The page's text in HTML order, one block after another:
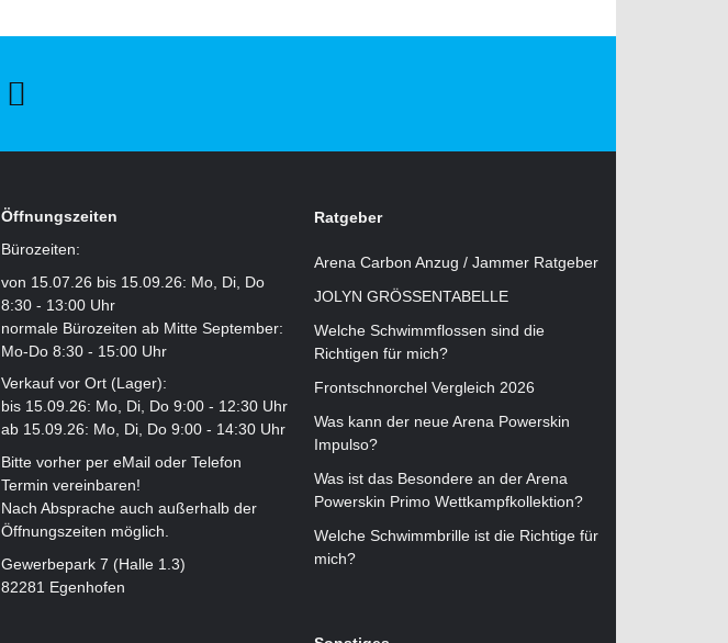
Öffnungszeiten
Bürozeiten:
von 15.07.26 bis 15.09.26: Mo, Di, Do
8:30 - 13:00 Uhr
normale Bürozeiten ab Mitte September:
Mo-Do 8:30 - 15:00 Uhr
Verkauf vor Ort (Lager):
bis 15.09.26: Mo, Di, Do 9:00 - 12:30 Uhr
ab 15.09.26: Mo, Di, Do 9:00 - 14:30 Uhr
Bitte vorher per eMail oder Telefon
Termin vereinbaren!
Nach Absprache auch außerhalb der
Öffnungszeiten möglich.
Gewerbepark 7 (Halle 1.3)
82281 Egenhofen
Ratgeber
Arena Carbon Anzug / Jammer Ratgeber
JOLYN GRÖSSENTABELLE
Welche Schwimmflossen sind die
Richtigen für mich?
Frontschnorchel Vergleich 2026
Was kann der neue Arena Powerskin
Impulso?
Was ist das Besondere an der Arena
Powerskin Primo Wettkampfkollektion?
Welche Schwimmbrille ist die Richtige für
mich?